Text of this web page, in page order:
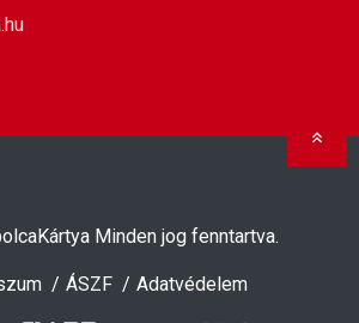
Minden jog fenntartva.
ÁSZF Adatvédelem